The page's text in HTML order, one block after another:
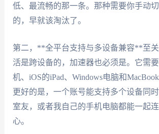
低、最流畅的那一条。那种需要你手动
的，早就该淘汰了。
第二，**全平台支持与多设备兼容**至
活是跨设备的，加速器也必须是。它需
机、iOS的iPad、Windows电脑和
更好的是，一个账号能支持多个设备同
室友，或者我自己的手机电脑都能一起
心。